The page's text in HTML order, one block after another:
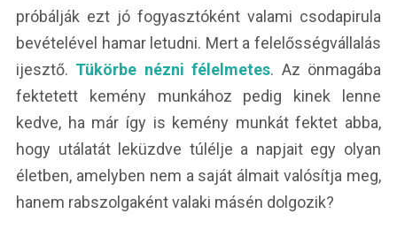
próbálják ezt jó fogyasztóként valami csodapirula
bevételével hamar letudni. Mert a felelősségvállalás
ijesztő. Tükörbe nézni félelmetes. Az önmagába
fektetett kemény munkához pedig kinek lenne
kedve, ha már így is kemény munkát fektet abba,
hogy utálatát leküzdve túlélje a napjait egy olyan
életben, amelyben nem a saját álmait valósítja meg,
hanem rabszolgaként valaki másén dolgozik?